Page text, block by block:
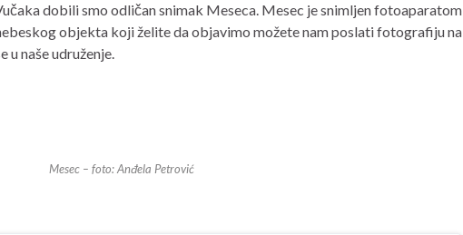
dobili smo odličan snimak Meseca. Mesec je snimljen fotoaparatom
objekta koji želite da objavimo možete nam poslati fotografiju na
u naše udruženje.
Mesec – foto: Anđela Petrović